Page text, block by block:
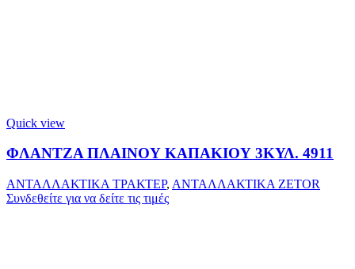
Quick view
ΦΛΑΝΤΖΑ ΠΛΑΙΝΟΥ ΚΑΠΑΚΙΟΥ 3ΚΥΛ. 4911
ΑΝΤΑΛΛΑΚΤΙΚΑ ΤΡΑΚΤΕΡ, ΑΝΤΑΛΛΑΚΤΙΚΑ ZETOR
Συνδεθείτε για να δείτε τις τιμές